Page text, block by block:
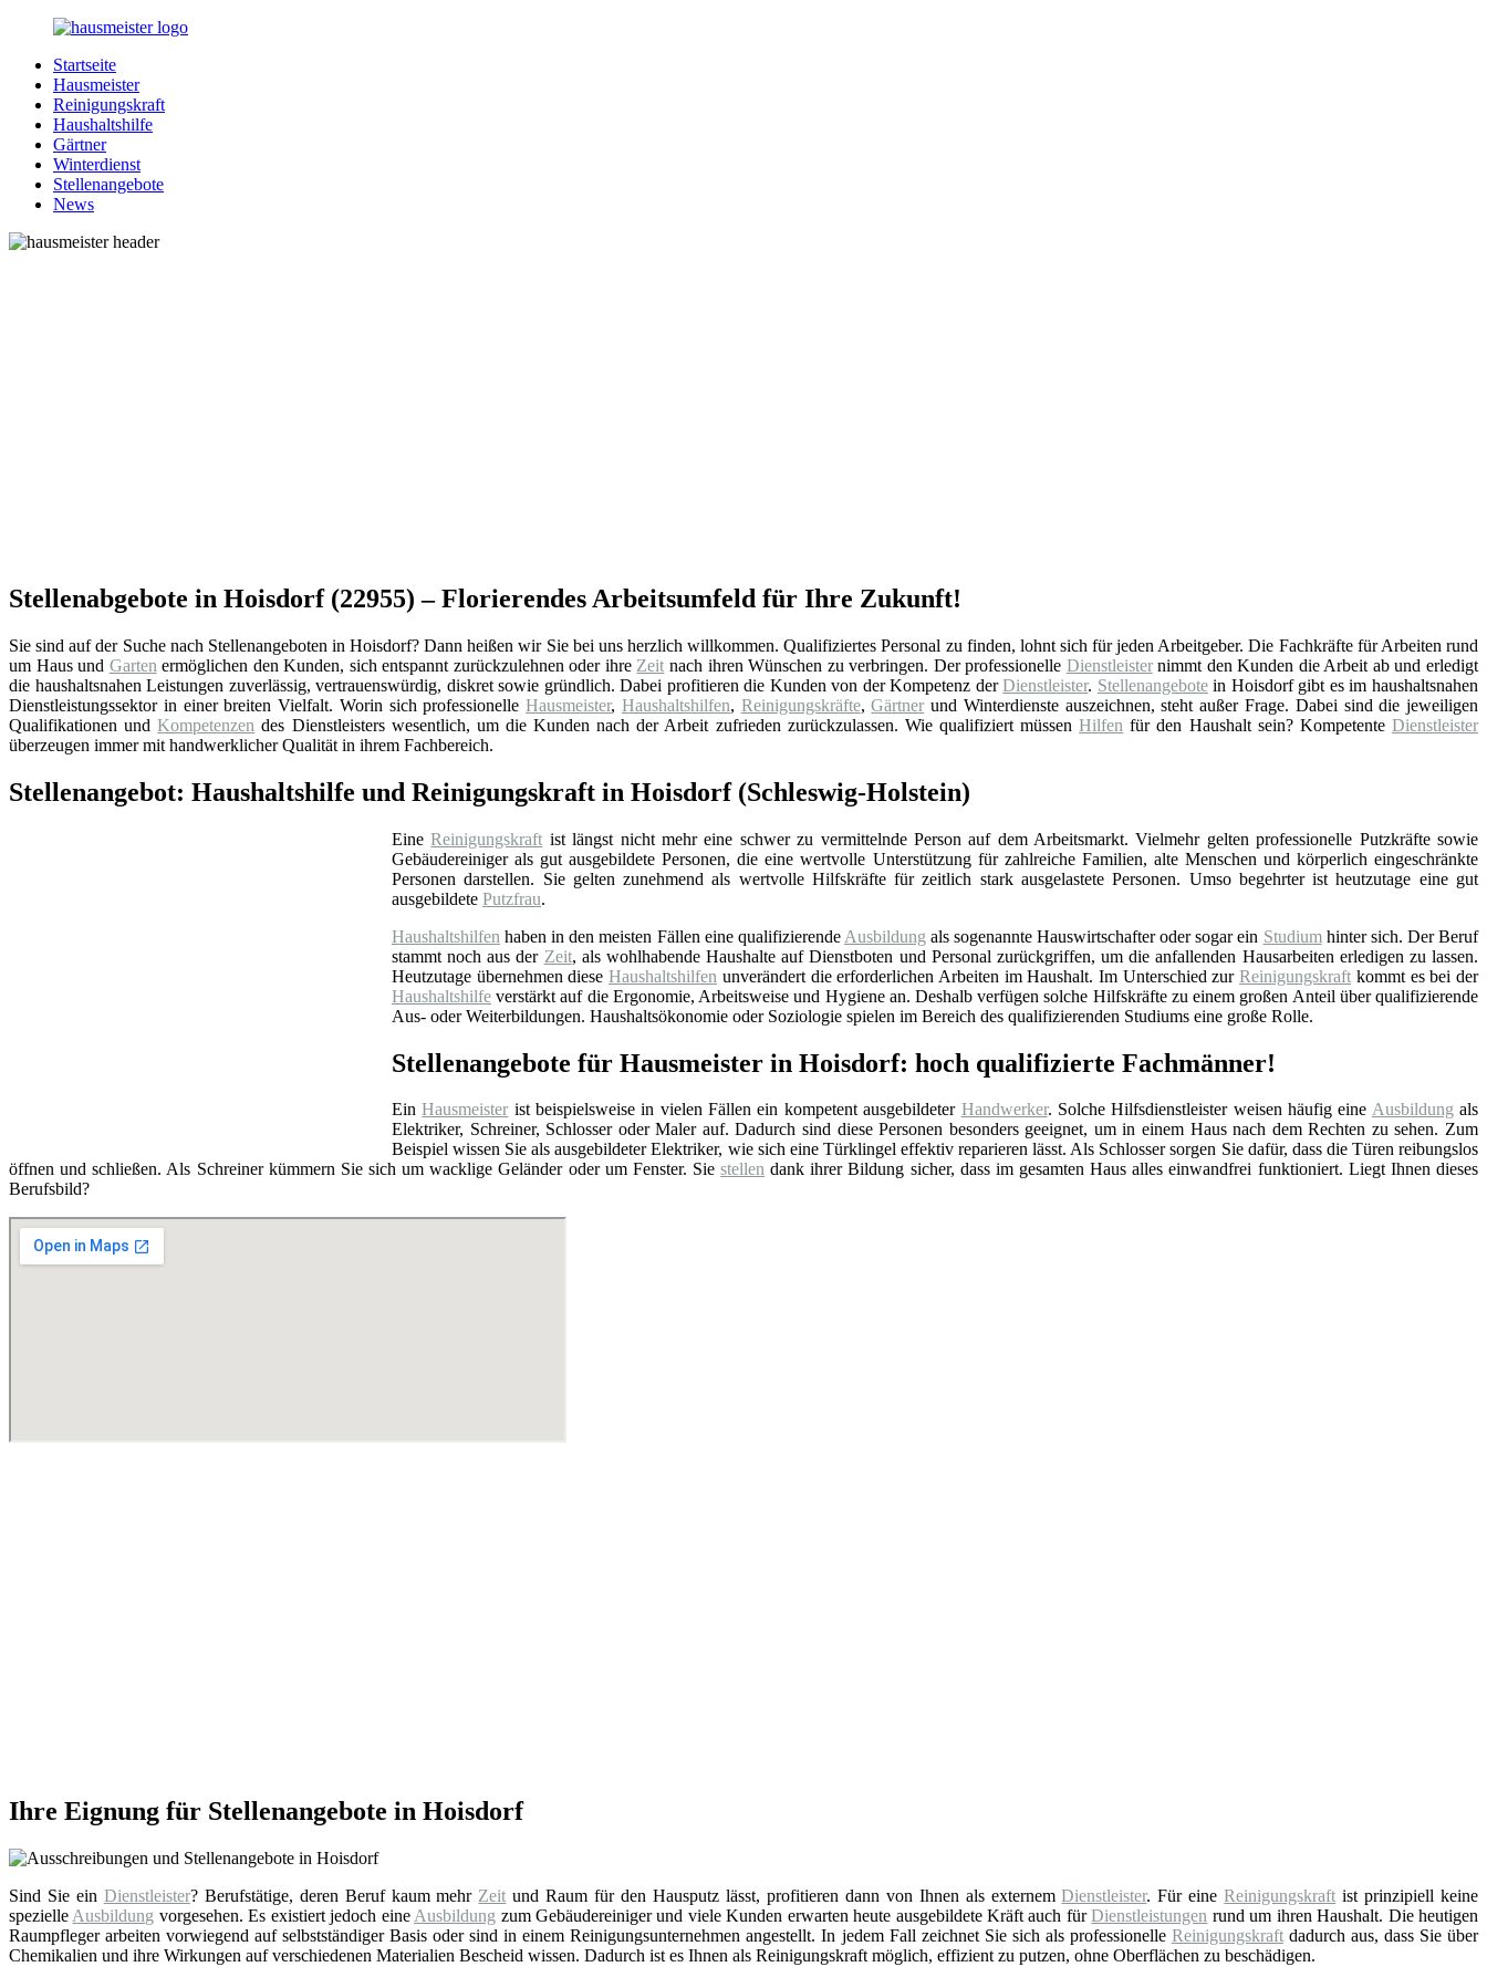
Zurück
Inhalt
Hausmeister.de
Alles
rund
Ihren
Haushalt
Startseite
Hausmeister
Reinigungskraft
Haushaltshilfe
Gärtner
Winterdienst
Stellenangebote
News
Stellenabgebote in Hoisdorf (22955) – Florierendes Arbeitsumfeld für Ihre Zukunft!
Sie sind auf der Suche nach Stellenangeboten in Hoisdorf? Dann heißen wir Sie bei uns herzlich willkommen. Qualifiziertes Personal zu finden, lohnt sich für jeden Arbeitgeber. Die Fachkräfte für Arbeiten rund
um Haus und Garten ermöglichen den Kunden, sich entspannt zurückzulehnen oder ihre Zeit nach ihren Wünschen zu verbringen. Der professionelle Dienstleisternimmt den Kunden die Arbeit ab und erledigt
die haushaltsnahen Leistungen zuverlässig, vertrauenswürdig, diskret sowie gründlich. Dabei profitieren die Kunden von der Kompetenz derDienstleister. Stellenangebotein Hoisdorf gibt es im haushaltsnahen
Dienstleistungssektor in einer breiten Vielfalt. Worin sich professionelleHausmeister, Haushaltshilfen, Reinigungskräfte,Gärtner und Winterdienste auszeichnen, steht außer Frage. Dabei sind die jeweiligen
Qualifikationen undKompetenzen des Dienstleisters wesentlich, um die Kunden nach der Arbeit zufrieden zurückzulassen. Wie qualifiziert müssenHilfen für den Haushalt sein? KompetenteDienstleister
überzeugen immer mit handwerklicher Qualität in ihrem Fachbereich.
Stellenangebot: Haushaltshilfe und Reinigungskraft in Hoisdorf (Schleswig-Holstein)
EineReinigungskraft ist längst nicht mehr eine schwer zu vermittelnde Person auf dem Arbeitsmarkt. Vielmehr gelten professionelle Putzkräfte sowie
Gebäudereiniger als gut ausgebildete Personen, die eine wertvolle Unterstützung für zahlreiche Familien, alte Menschen und körperlich eingeschränkte
Personen darstellen. Sie gelten zunehmend als wertvolle Hilfskräfte für zeitlich stark ausgelastete Personen. Umso begehrter ist heutzutage eine gut
ausgebildete Putzfrau.
Haushaltshilfen haben in den meisten Fällen eine qualifizierende Ausbildung als sogenannte Hauswirtschafter oder sogar ein Studiumhinter sich. Der Beruf
stammt noch aus der Zeit, als wohlhabende Haushalte auf Dienstboten und Personal zurückgriffen, um die anfallenden Hausarbeiten erledigen zu lassen.
Heutzutage übernehmen dieseHaushaltshilfen unverändert die erforderlichen Arbeiten im Haushalt. Im Unterschied zurReinigungskraft kommt es bei der
Haushaltshilfe verstärkt auf die Ergonomie, Arbeitsweise und Hygiene an. Deshalb verfügen solche Hilfskräfte zu einem großen Anteil über qualifizierende
Aus- oder Weiterbildungen. Haushaltsökonomie oder Soziologie spielen im Bereich des qualifizierenden Studiums eine große Rolle.
Stellenangebote für Hausmeister in Hoisdorf: hoch qualifizierte Fachmänner!
EinHausmeister ist beispielsweise in vielen Fällen ein kompetent ausgebildeter Handwerker. Solche Hilfsdienstleister weisen häufig eine Ausbildungals
Elektriker, Schreiner, Schlosser oder Maler auf. Dadurch sind diese Personen besonders geeignet, um in einem Haus nach dem Rechten zu sehen. Zum
Beispiel wissen Sie als ausgebildeter Elektriker, wie sich eine Türklingel effektiv reparieren lässt. Als Schlosser sorgen Sie dafür, dass die Türen reibungslos
öffnen und schließen. Als Schreiner kümmern Sie sich um wacklige Geländer oder um Fenster. Siestellen dank ihrer Bildung sicher, dass im gesamten Haus alles einwandfrei funktioniert. Liegt Ihnen dieses
Berufsbild?
Ihre Eignung für Stellenangebote in Hoisdorf
Sind Sie ein Dienstleister? Berufstätige, deren Beruf kaum mehr Zeit und Raum für den Hausputz lässt, profitieren dann von Ihnen als externemDienstleister. Für eineReinigungskraft ist prinzipiell keine
spezielle Ausbildung vorgesehen. Es existiert jedoch eine Ausbildung zum Gebäudereiniger und viele Kunden erwarten heute ausgebildete Kräft auch fürDienstleistungen rund um ihren Haushalt. Die heutigen
Raumpfleger arbeiten vorwiegend auf selbstständiger Basis oder sind in einem Reinigungsunternehmen angestellt. In jedem Fall zeichnet Sie sich als professionelle Reinigungskraftdadurch aus, dass Sie über
Chemikalien und ihre Wirkungen auf verschiedenen Materialien Bescheid wissen. Dadurch ist es Ihnen als Reinigungskraft möglich, effizient zu putzen, ohne Oberflächen zu beschädigen.